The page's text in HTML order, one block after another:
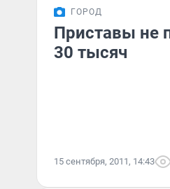
ГОРОД
Приставы не
30 тысяч
15 сентября, 2011, 14:43